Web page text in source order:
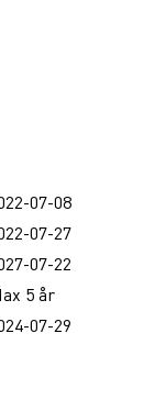
07-08
07-27
07-22
5 år
07-29